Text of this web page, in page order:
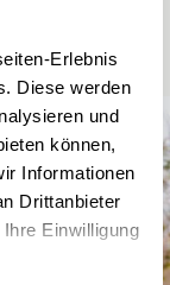
Erlebnis
Diese werden
und
können,
Informationen
Drittanbieter
Einwilligung
steckten wir
der Sand